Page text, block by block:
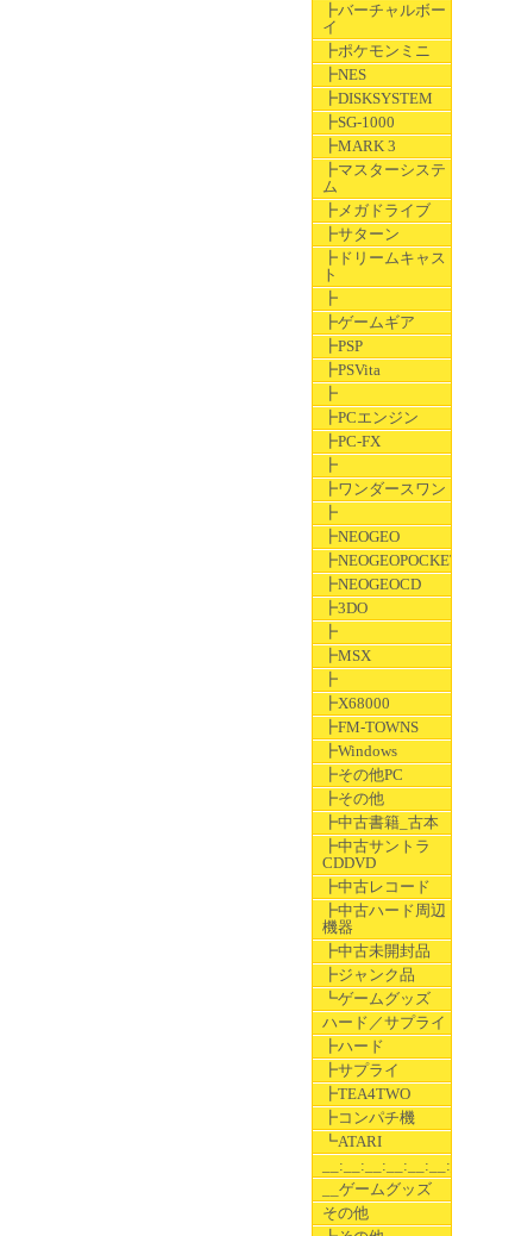
┣バーチャルボー
イ
┣ポケモンミニ
┣NES
┣DISKSYSTEM
┣SG-1000
┣MARK 3
┣マスターシステ
ム
┣メガドライブ
┣サターン
┣ドリームキャス
ト
┣
┣ゲームギア
┣PSP
┣PSVita
┣
┣PCエンジン
┣PC-FX
┣
┣ワンダースワン
┣
┣NEOGEO
┣NEOGEOPOCKET
┣NEOGEOCD
┣3DO
┣
┣MSX
┣
┣X68000
┣FM-TOWNS
┣Windows
┣その他PC
┣その他
┣中古書籍_古本
┣中古サントラ
CDDVD
┣中古レコード
┣中古ハード周辺
機器
┣中古未開封品
┣ジャンク品
┗ゲームグッズ
ハード／サプライ
┣ハード
┣サプライ
┣TEA4TWO
┣コンパチ機
┗ATARI
__:__:__:__:__:__:__
__ゲームグッズ
その他